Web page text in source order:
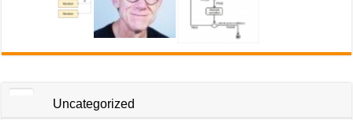
Uncategorized